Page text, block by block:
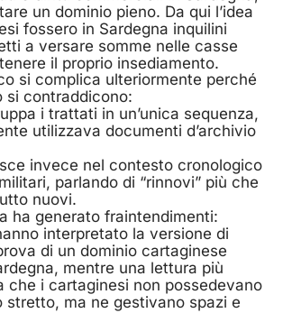
un dominio pieno. Da qui l’idea
fossero in Sardegna inquilini
a versare somme nelle casse
il proprio insediamento.
si complica ulteriormente perché
si contraddicono:
i trattati in un’unica sequenza,
utilizzava documenti d’archivio
invece nel contesto cronologico
parlando di “rinnovi” più che
nuovi.
ha generato fraintendimenti:
interpretato la versione di
di un dominio cartaginese
mentre una lettura più
che i cartaginesi non possedevano
stretto, ma ne gestivano spazi e